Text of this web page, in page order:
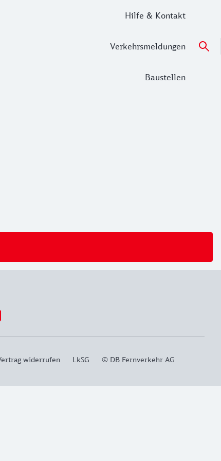
Hilfe & Kontakt
Verkehrsmeldungen
Baustellen
widerrufen LkSG © DB Fernverkehr AG